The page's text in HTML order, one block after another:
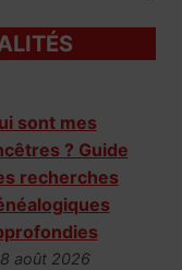
sont mes
? Guide
recherches
août 2026